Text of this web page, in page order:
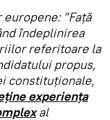
”Față
îndeplinirea
referitoare la
propus,
constituționale,
experiența
al